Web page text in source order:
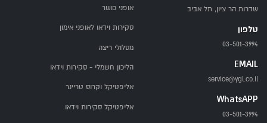
שדרות הר ציון, תל אביב
טלפון
03-501-3994
EMAIL
service@ygl.co.il
WhatsAPP
03-501-3994
אופני כושר
סקירות וידאו לאופני אימון
מסלולי ריצה
הליכון חשמלי - סקירות וידאו
אליפטיקל וקרוס טריינר
אליפטיקל סקירות וידאו